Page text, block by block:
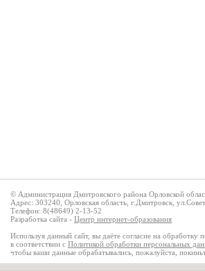
© Администрация Дмитровского района Орловской
Адрес: 303240, Орловская область, г.Дмитровск,
Телефон: 8(48649) 2-13-52
Разработка сайта - Центр интернет-образования
Используя данный сайт, вы даёте согласие на обработку
в соответствии с Политикой обработки персональных
чтобы ваши данные обрабатывались, пожалуйста,